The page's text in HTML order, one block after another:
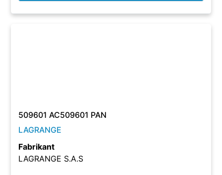
509601 AC509601 PAN
LAGRANGE
Fabrikant
LAGRANGE S.A.S